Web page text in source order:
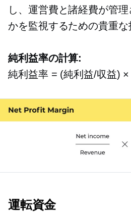
し、運営費と諸経費が管
かを監視するための貴重な
純利益率の計算:
純利益率 = (純利益/収益)
運転資金